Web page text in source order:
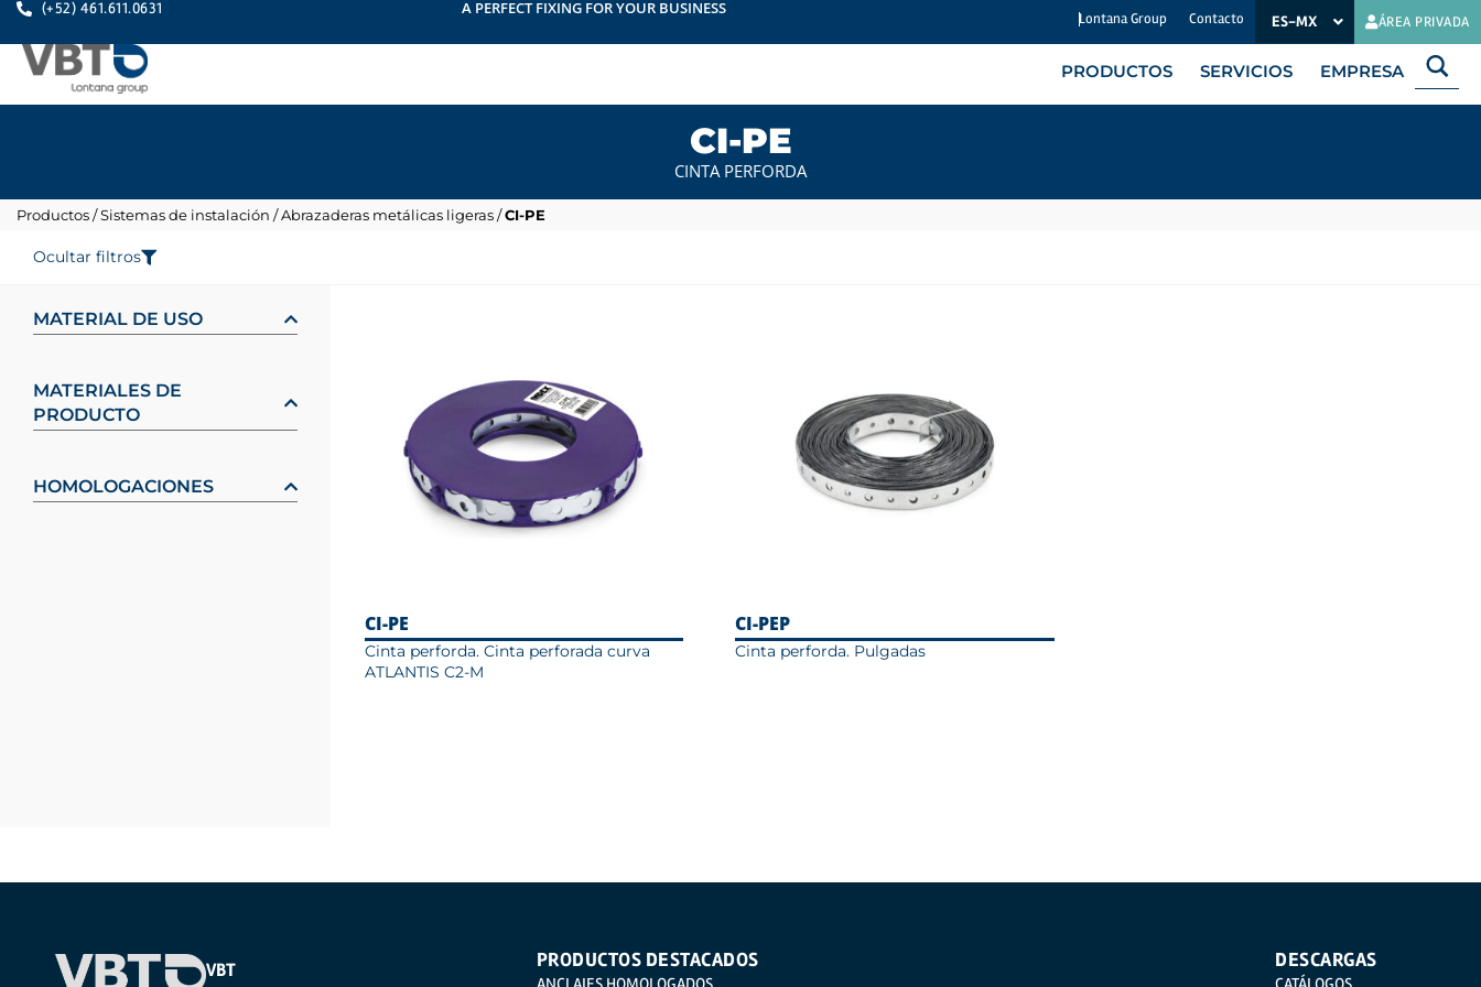
(+52) 461.611.0631 A PERFECT FIXING FOR YOUR BUSINESS
Lontana Group Contacto ES-MX
EN ÁREA PRIVADA
PRODUCTOS SERVICIOS EMPRESA
CI-PE
CINTA PERFORDA
Productos/Sistemas de instalación /Abrazaderas metálicas ligeras/CI-PE
Ocultar filtros
MATERIAL DE USO
MATERIALES DE
PRODUCTO
HOMOLOGACIONES
CI-PE
Cinta perforda. Cinta perforada curva
ATLANTIS C2-M
CI-PEP
Cinta perforda. Pulgadas
VBT
PRODUCTOS DESTACADOS DESCARGAS